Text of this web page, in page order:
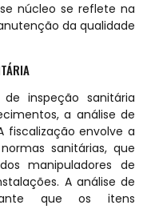
núcleo se reflete na
da qualidade
inspeção sanitária
a análise de
fiscalização envolve a
sanitárias, que
manipuladores de
A análise de
que os itens